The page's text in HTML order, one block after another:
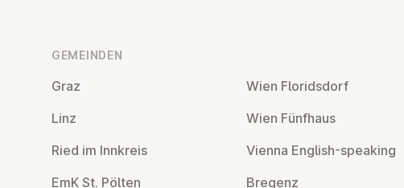
GEMEINDEN
Graz
Linz
Ried im Innkreis
EmK St. Pölten
Wien Flo­rids­dorf
Wien Fünfhaus
Vienna English-speaking
Bregenz